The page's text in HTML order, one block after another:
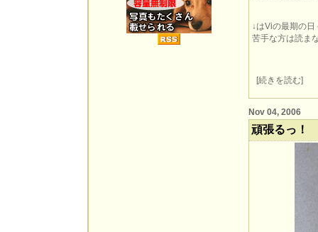
↓はViの最期の
苦手な方は読ま
[続きを読む]
Nov 04, 2006
頑張るっ！